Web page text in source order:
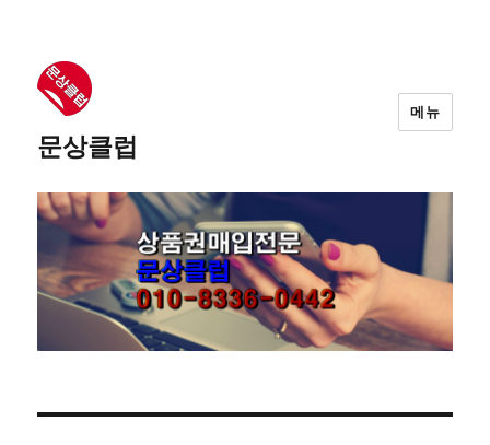
문상클럽
메뉴